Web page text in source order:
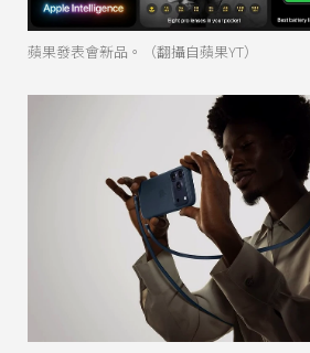
蘋果發表會新品。（翻攝自蘋果YT）